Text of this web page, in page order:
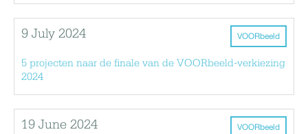
VOORbeeld
9 July 2024
5 projecten naar de finale van de VOORbeeld-verkiezing
2024
VOORbeeld
19 June 2024